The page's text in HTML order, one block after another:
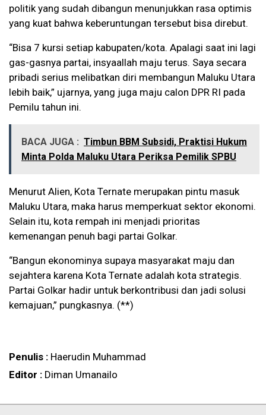
politik yang sudah dibangun menunjukkan rasa optimis
yang kuat bahwa keberuntungan tersebut bisa direbut.
“Bisa 7 kursi setiap kabupaten/kota. Apalagi saat ini lagi
gas-gasnya partai, insyaallah maju terus. Saya secara
pribadi serius melibatkan diri membangun Maluku Utara
lebih baik,” ujarnya, yang juga maju calon DPR RI pada
Pemilu tahun ini.
BACA JUGA : Timbun BBM Subsidi, Praktisi Hukum
Minta Polda Maluku Utara Periksa Pemilik SPBU
Menurut Alien, Kota Ternate merupakan pintu masuk
Maluku Utara, maka harus memperkuat sektor ekonomi.
Selain itu, kota rempah ini menjadi prioritas
kemenangan penuh bagi partai Golkar.
“Bangun ekonominya supaya masyarakat maju dan
sejahtera karena Kota Ternate adalah kota strategis.
Partai Golkar hadir untuk berkontribusi dan jadi solusi
kemajuan,” pungkasnya. (**)
Penulis : Haerudin Muhammad
Editor : Diman Umanailo